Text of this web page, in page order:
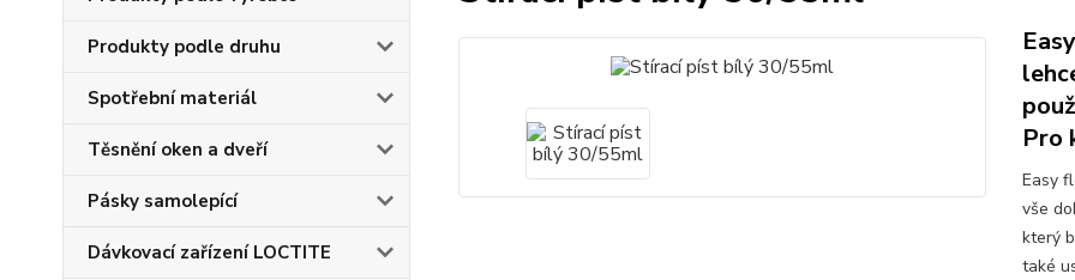
Produkty podle druhu
Spotřební materiál
Těsnění oken a dveří
Pásky samolepící
Dávkovací zařízení LOCTITE
Pro
Easy
vše
který
také